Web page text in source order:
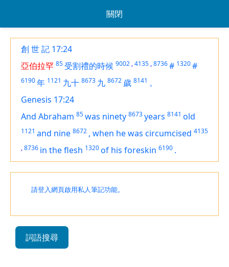
關閉
創 世 記 17:24
亞伯拉罕 85 受割禮的時候 9002 ,4135 ,8736# 1320#
6190年 1121 九十 8673 九 8672 歲 8141 。
Genesis 17:24
And Abraham 85was ninety 8673years 8141 old
1121 and nine 8672 , when he was circumcised 4135
,8736 in the flesh 1320of his foreskin 6190 .
請登入網頁啟用私人筆記功能。
詞語搜尋